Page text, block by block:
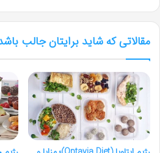
مقالاتی که شاید برایتان جالب